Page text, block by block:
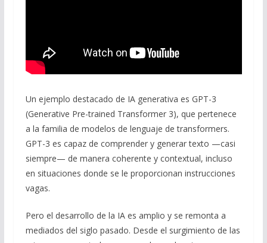
Un ejemplo destacado de IA generativa es GPT-3
(Generative Pre-trained Transformer 3), que pertenece
a la familia de modelos de lenguaje de transformers.
GPT-3 es capaz de comprender y generar texto —casi
siempre— de manera coherente y contextual, incluso
en situaciones donde se le proporcionan instrucciones
vagas.
Pero el desarrollo de la IA es amplio y se remonta a
mediados del siglo pasado. Desde el surgimiento de las